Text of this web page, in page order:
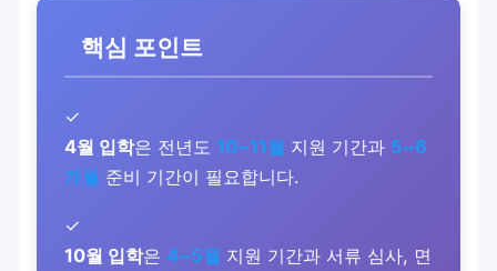
핵심 포인트
✓
4월 입학은 전년도 10~11월 지원 기간과 5~6
개월 준비 기간이 필요합니다.
✓
10월 입학은 4~5월 지원 기간과 서류 심사, 면